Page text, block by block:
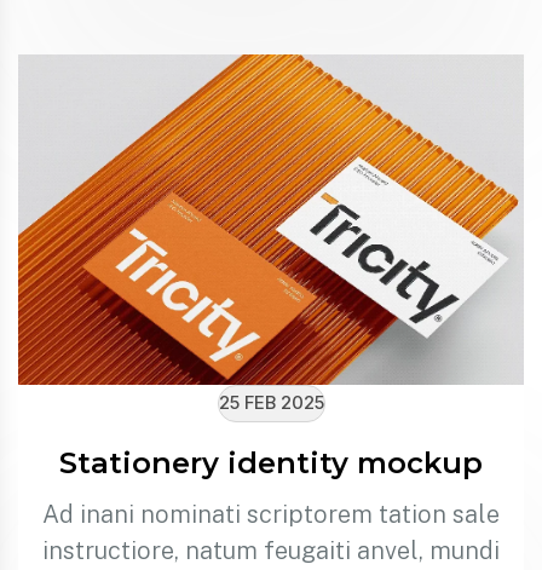
25 FEB 2025
Stationery identity mockup
Ad inani nominati scriptorem tation sale
instructiore, natum feugaiti anvel, mundi